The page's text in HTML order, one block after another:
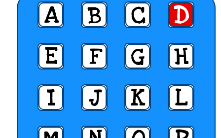
A B C
D
E
F G
H
I
J K
L